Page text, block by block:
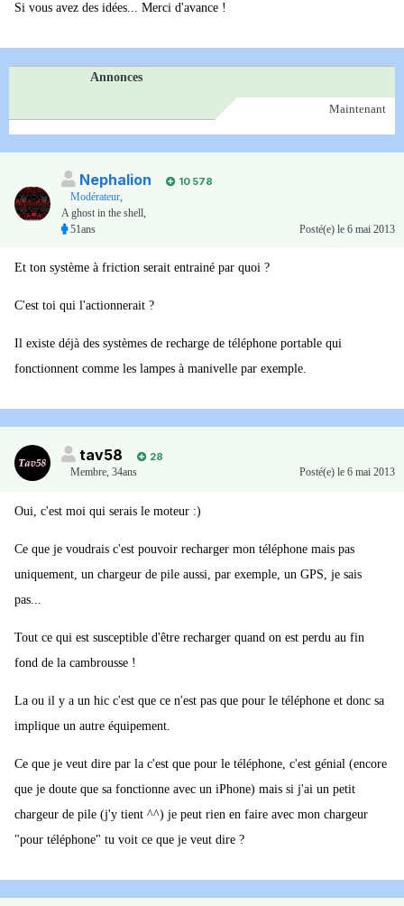
Si vous avez des idées... Merci d'avance !
Annonces
Maintenant
Nephalion
10 578
Modérateur,
A ghost in the shell,
51ans
Posté(e) le 6 mai 2013
Et ton système à friction serait entrainé par quoi ?
C'est toi qui l'actionnerait ?
Il existe déjà des systèmes de recharge de téléphone portable qui
fonctionnent comme les lampes à manivelle par exemple.
tav58
28
Membre, 34ans Posté(e) le 6 mai 2013
Oui, c'est moi qui serais le moteur :)
Ce que je voudrais c'est pouvoir recharger mon téléphone mais pas
uniquement, un chargeur de pile aussi, par exemple, un GPS, je sais
pas...
Tout ce qui est susceptible d'être recharger quand on est perdu au fin
fond de la cambrousse !
La ou il y a un hic c'est que ce n'est pas que pour le téléphone et donc sa
implique un autre équipement.
Ce que je veut dire par la c'est que pour le téléphone, c'est génial (encore
que je doute que sa fonctionne avec un iPhone) mais si j'ai un petit
chargeur de pile (j'y tient ^^) je peut rien en faire avec mon chargeur
"pour téléphone" tu voit ce que je veut dire ?